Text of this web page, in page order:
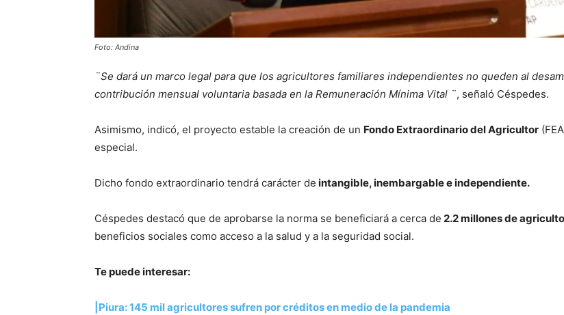
Foto: Andina
¨Se dará un marco legal para que los agricultores familiares independientes no queden al
contribución mensual voluntaria basada en la Remuneración Mínima Vital ¨, señaló Céspedes.
Asimismo, indicó, el proyecto estable la creación de un Fondo Extraordinario del Agricultor
especial.
Dicho fondo extraordinario tendrá carácter de intangible, inembargable e independiente.
Céspedes destacó que de aprobarse la norma se beneficiará a cerca de 2.2 millones de
beneficios sociales como acceso a la salud y a la seguridad social.
Te puede interesar:
|Piura: 145 mil agricultores sufren por créditos en medio de la pandemia